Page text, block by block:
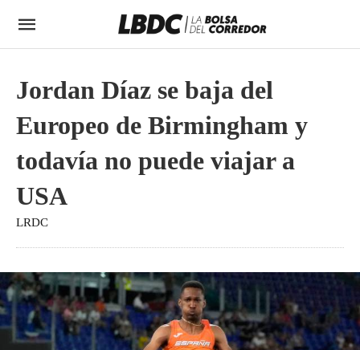
Jordan Díaz se baja del
Europeo de Birmingham y
todavía no puede viajar a
USA
LRDC